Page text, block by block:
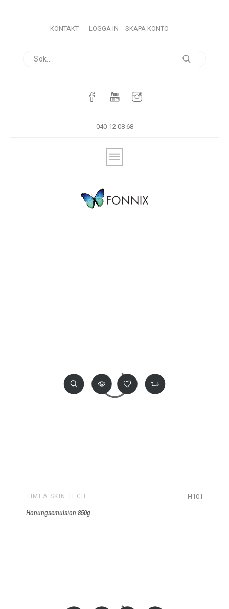
040-12 08 68
KONTAKT LOGGA IN SKAPA KONTO
TIMEA SKIN TECH H101
Honungsemulsion 850g